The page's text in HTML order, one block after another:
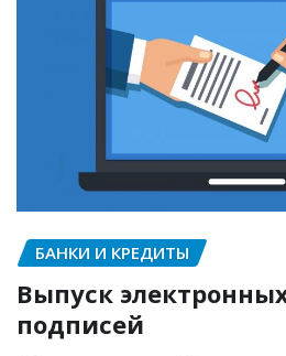
БАНКИ И КРЕДИТЫ
Выпуск
подписей